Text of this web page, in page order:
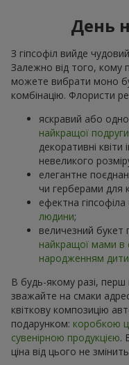
День
З гіпсофіл вийде чудовий
Залежно від того, кому
можете вибрати моно
комбінацію. Флористи
яскравий або
найкращої подруги
декоративні
невеликого
елегантне
чи герберами для
ефектна
людини;
величезний букет
найкращої мами в
народженням
В будь-якому разі, перш
зважайте на смаки
квіткову композицію
подарунком: коробкою
сувенірною продукцією.
ціна від цього не